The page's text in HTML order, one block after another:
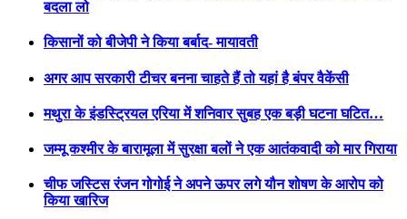
बदला लो
किसानों को बीजेपी ने किया बर्बाद- मायावती
अगर आप सरकारी टीचर बनना चाहते हैं तो यहां है बंपर वैकेंसी
मथुरा के इंडस्ट्रियल एरिया में शनिवार सुबह एक बड़ी घटना घटित…
जम्मू कश्मीर के बारामूला में सुरक्षा बलों ने एक आतंकवादी को मार गिराया
चीफ जस्टिस रंजन गोगोई ने अपने ऊपर लगे यौन शोषण के आरोप को
किया खारिज